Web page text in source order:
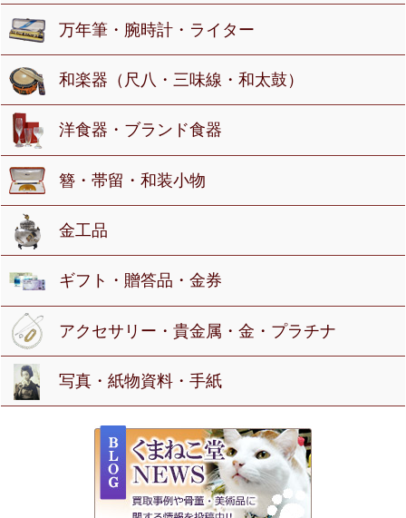
万年筆・腕時計・ライター
和楽器（尺八・三味線・和太鼓）
洋食器・ブランド食器
簪・帯留・和装小物
金工品
ギフト・贈答品・金券
アクセサリー・貴金属・金・プラチナ
写真・紙物資料・手紙